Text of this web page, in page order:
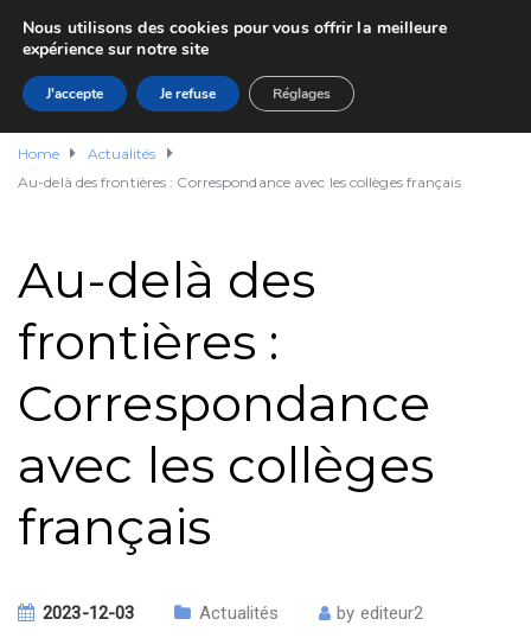
Home
Actualités
Au-delà des frontières : Correspondance avec les collèges français
Au-delà des
frontières :
Correspondance
avec les collèges
français
2023-12-03 Actualités by editeur2
Nous utilisons des cookies pour vous offrir la meilleure
expérience sur notre site
J'accepte Je refuse Réglages